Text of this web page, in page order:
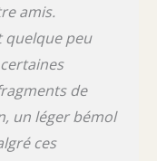
amis.
quelque peu
de
un léger bémol
ces